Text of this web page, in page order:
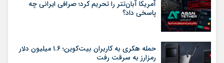
آمریکا آبان‌تتر را تحریم کرد؛ صرافی ایرانی چه
پاسخی داد؟
حمله هکری به کاربران بیت‌کوین؛ ۱.۶ میلیون دلار
رمزارز به سرقت رفت